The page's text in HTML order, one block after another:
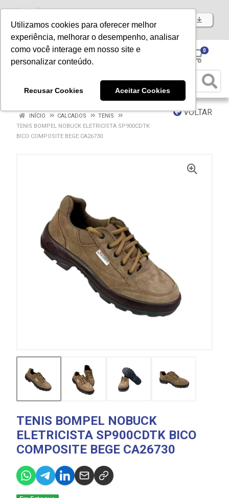
Utilizamos cookies para oferecer melhor
experiência, melhorar o desempenho, analisar
como você interage em nosso site e
personalizar conteúdo.
Recusar Cookies Aceitar Cookies
Baixe já nosso APP
0
VOLTAR
INÍCIO CALCADOS
TENIS
TENIS BOMPEL NOBUCK ELETRICISTA SP900CDTK
BICO COMPOSITE BEGE CA26730
TENIS BOMPEL NOBUCK
ELETRICISTA SP900CDTK BICO
COMPOSITE BEGE CA26730